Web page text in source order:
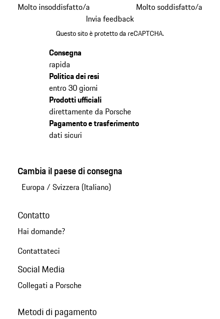
Molto insoddisfatto/a
Molto soddisfatto/a
Invia feedback
Questo sito è protetto da reCAPTCHA.
Consegna
rapida
Politica dei resi
entro 30 giorni
Prodotti ufficiali
direttamente da Porsche
Pagamento e trasferimento
dati sicuri
Cambia il paese di consegna
Europa / Svizzera (Italiano)
Contatto
Hai domande?
Contattateci
Social Media
Collegati a Porsche
Metodi di pagamento